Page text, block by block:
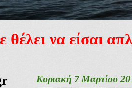
θέλει να είσαι
Κυριακή 7 Μαρτίου